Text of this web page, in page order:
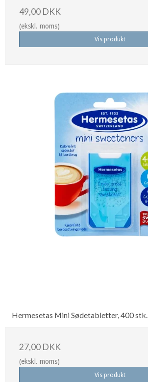
49,00 DKK
(ekskl. moms)
Vis produkt
Hermesetas Mini Sødetabletter, 400 stk.
27,00 DKK
(ekskl. moms)
Vis produkt